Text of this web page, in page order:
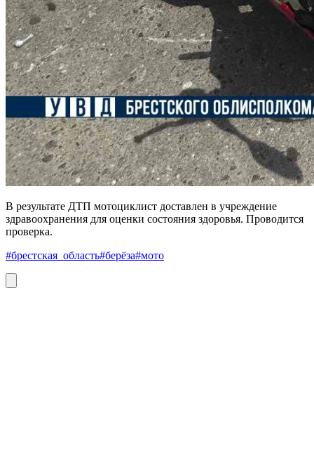
В результате ДТП мотоциклист доставлен в учреждение
здравоохранения для оценки состояния здоровья. Проводится
проверка.
#брестская_область#берёза#мото